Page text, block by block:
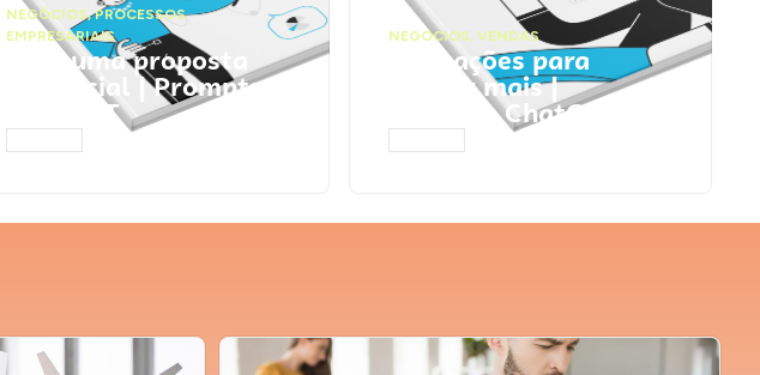
NEGÓCIOS,PROCESSOS
EMPRESARIAIS
Faça uma proposta
comercial | Prompts
ChatGPT
NEGÓCIOS, VENDAS
Faça ações para
vender mais |
Prompts ChatGPT